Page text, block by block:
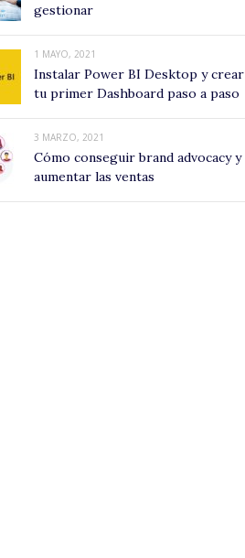
gestionar
1 MAYO, 2021
Instalar Power BI Desktop y crear
tu primer Dashboard paso a paso
3 MARZO, 2021
Cómo conseguir brand advocacy y
aumentar las ventas